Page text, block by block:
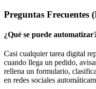
Preguntas Frecuentes
¿Qué se puede
Casi cualquier tarea digital
cuando llega un pedido,
rellena un formulario,
en redes sociales